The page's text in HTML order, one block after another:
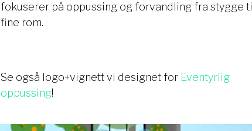
fokuserer på oppussing og forvandling fra stygge til
fine rom.
Se også logo+vignett vi designet for Eventyrlig
oppussing!